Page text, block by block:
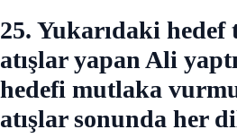
25. Yukarıdaki hedef
atışlar yapan Ali
hedefi mutlaka
atışlar sonunda her